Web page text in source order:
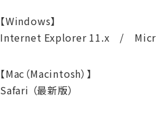
【Windows】
Internet Explorer 11.x /
【Mac（Macintosh） 】
Safari （最新版）